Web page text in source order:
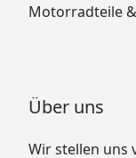
Motorradteile
Über uns
Wir stellen uns